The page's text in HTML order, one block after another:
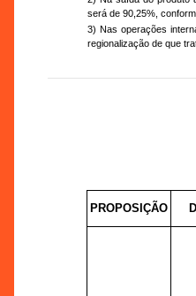
será de 90,25%,
3) Nas operações
regionalização de que
PROPOSIÇÃO